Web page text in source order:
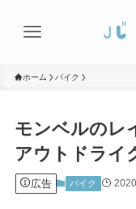
ホーム バイク
モンベルのレ
アウトドライ
広告 バイク